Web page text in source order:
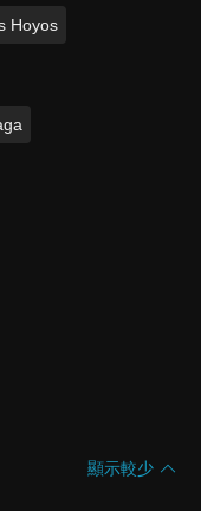
Hoyos
顯示較少